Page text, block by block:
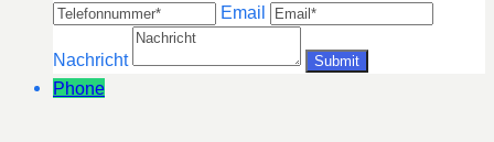
Email
Nachricht
Phone